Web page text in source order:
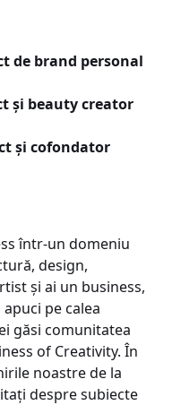
de brand personal
și beauty creator
și cofondator
într-un domeniu
design,
și ai un business,
pe calea
găsi comunitatea
of Creativity. În
noastre de la
despre subiecte